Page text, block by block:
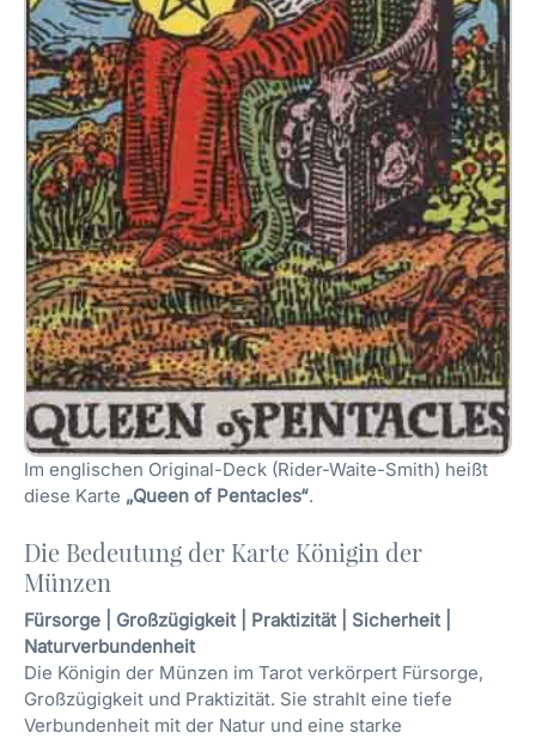
Im englischen Original-Deck (Rider-Waite-Smith) heißt
diese Karte „Queen of Pentacles“.
Die Bedeutung der Karte Königin der
Münzen
Fürsorge | Großzügigkeit | Praktizität | Sicherheit |
Naturverbundenheit
Die Königin der Münzen im Tarot verkörpert Fürsorge,
Großzügigkeit und Praktizität. Sie strahlt eine tiefe
Verbundenheit mit der Natur und eine starke